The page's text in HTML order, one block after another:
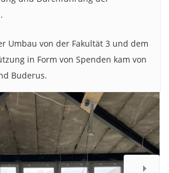
Bildnachweis: IBEA/TU Braunschweig
Umbau von der Fakultät 3 und dem
in Form von Spenden kam von
Buderus.